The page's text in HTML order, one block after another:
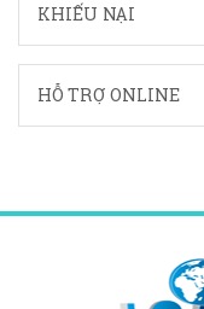
KHIẾU NẠI
HỖ TRỢ ONLINE